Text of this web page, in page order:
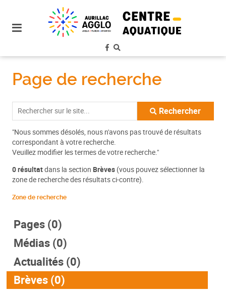
site
au
aller au
Page de recherche
Rechercher
"Nous sommes désolés, nous n'avons pas trouvé de résultats
correspondant à votre recherche.
Veuillez modifier les termes de votre recherche."
0 résultatdans la section Brèves (vous pouvez sélectionner la
zone de recherche des résultats ci-contre).
Zone de recherche
Pages (0)
Médias (0)
Actualités (0)
Brèves (0)